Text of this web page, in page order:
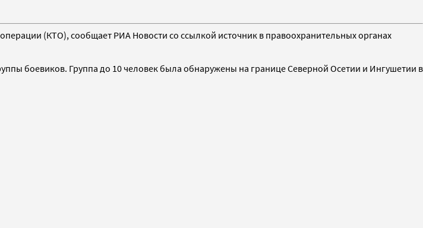
(КТО), сообщает РИА Новости со ссылкой источник в правоохранительных органах
боевиков. Группа до 10 человек была обнаружены на границе Северной Осетии и Ингушетии в